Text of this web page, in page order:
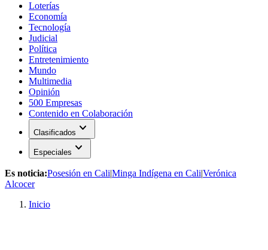
Loterías
Economía
Tecnología
Judicial
Política
Entretenimiento
Mundo
Multimedia
Opinión
500 Empresas
Contenido en Colaboración
Clasificados expand_more
Especiales expand_more
Es noticia:Posesión en Cali|Minga Indígena en Cali|Verónica
Alcocer
Inicio